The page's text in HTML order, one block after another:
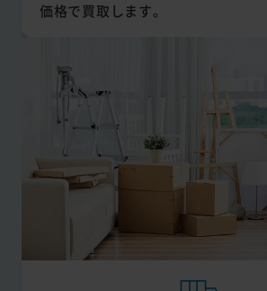
価格で買取します。